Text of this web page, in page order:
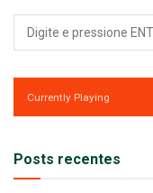
Currently Playing
Posts recentes